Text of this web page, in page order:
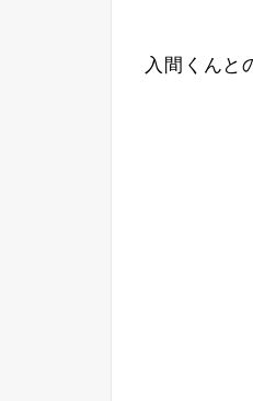
入間くんと